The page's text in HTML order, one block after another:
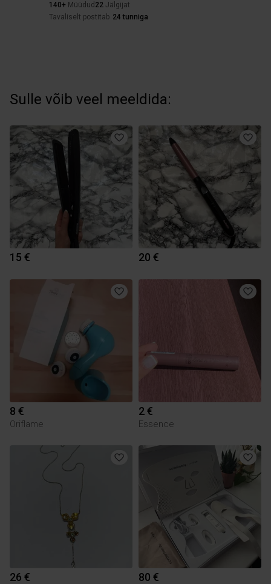
140+ Müüdud 22 Jälgijat
Tavaliselt postitab 24 tunniga
Sulle võib veel meeldida:
15 € 20 €
8 €
Oriflame
2 €
Essence
26 € 80 €